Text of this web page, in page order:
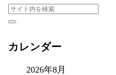
カレンダー
2026年8月